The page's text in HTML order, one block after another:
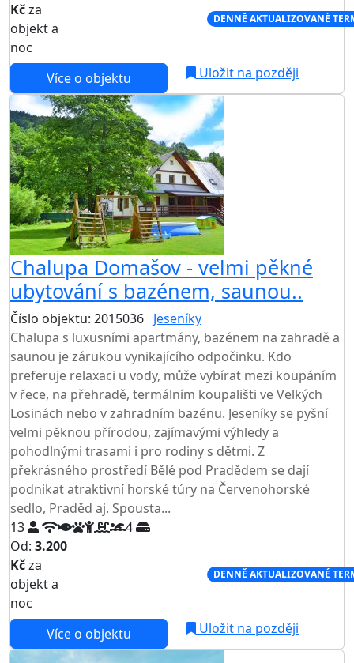
Kčza
objekt a
noc
DENNĚ AKTUALIZOVANÉ
Více o objektu Uložit na později
Chalupa Domašov - velmi pěkné
ubytování s bazénem, saunou..
Číslo objektu: 2015036 Jeseníky
Chalupa s luxusními apartmány, bazénem na zahradě a
saunou je zárukou vynikajícího odpočinku. Kdo
preferuje relaxaci u vody, může vybírat mezi koupáním
v řece, na přehradě, termálním koupališti ve Velkých
Losinách nebo v zahradním bazénu. Jeseníky se pyšní
velmi pěknou přírodou, zajímavými výhledy a
pohodlnými trasami i pro rodiny s dětmi. Z
překrásného prostředí Bělé pod Pradědem se dají
podnikat atraktivní horské túry na Červenohorské
sedlo, Praděd aj. Spousta...
13
4
Od: 3.200
Kčza
objekt a
noc
DENNĚ AKTUALIZOVANÉ
Více o objektu Uložit na později